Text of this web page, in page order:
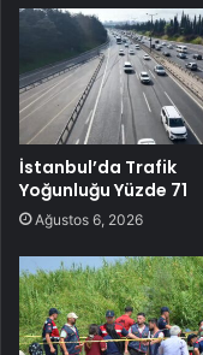
İstanbul’da Trafik
Yoğunluğu Yüzde 71
Ağustos 6, 2026